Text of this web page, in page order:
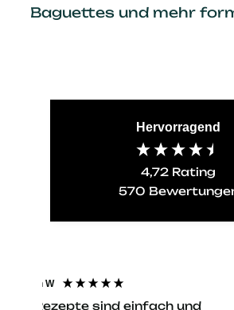
Baguettes und mehr
Hervorragend
4,72 Rating
570
Werner D
Ich backe nicht selber